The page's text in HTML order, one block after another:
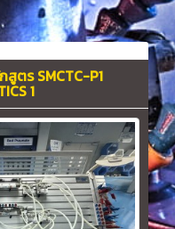
ตร SMCTC-P1
1